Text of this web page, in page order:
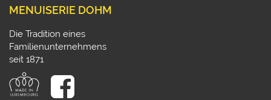
MENUISERIE DOHM
Die Tradition eines
Familienunternehmens
seit 1871